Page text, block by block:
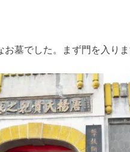
墓でした。まず門を入りま